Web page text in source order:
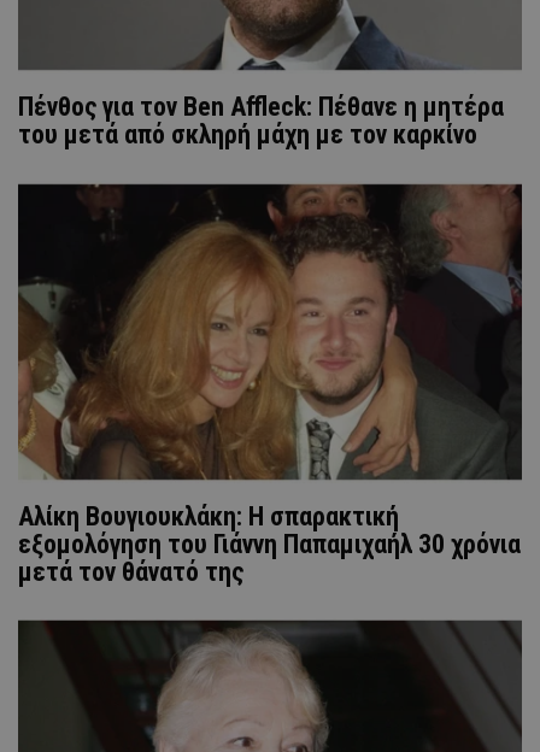
Πένθος για τον Ben Affleck: Πέθανε η μητέρα
του μετά από σκληρή μάχη με τον καρκίνο
Αλίκη Βουγιουκλάκη: Η σπαρακτική
εξομολόγηση του Γιάννη Παπαμιχαήλ 30 χρόνια
μετά τον θάνατό της